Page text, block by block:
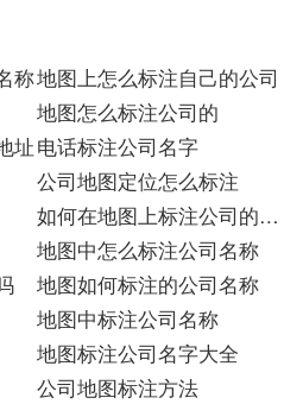
称地图上怎么标注自己的公司
地图怎么标注公司的
址电话标注公司名字
公司地图定位怎么标注
如何在地图上标注公司的地
址
地图中怎么标注公司名称
地图如何标注的公司名称
地图中标注公司名称
地图标注公司名字大全
公司地图标注方法